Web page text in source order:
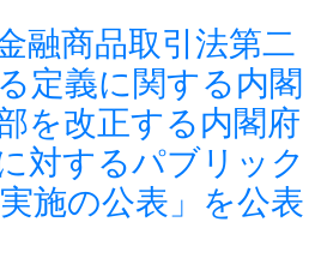
融商品取引法第二
定義に関する内閣
を改正する内閣府
対するパブリック
施の公表」を公表